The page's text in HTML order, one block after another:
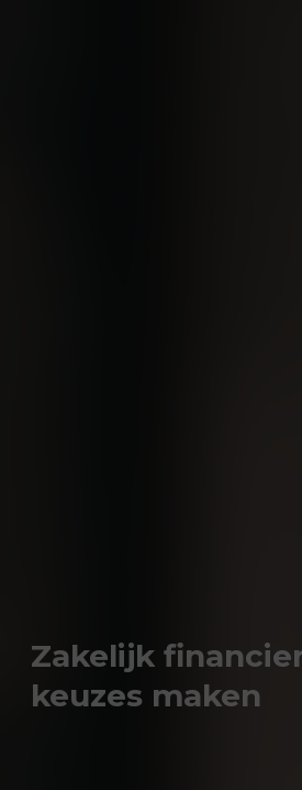
Zakelijk
keuzes maken